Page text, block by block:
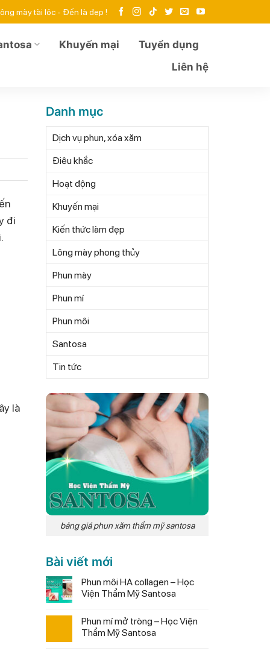
mày tài lộc - Đến là đẹp !
Khuyến mại
Tuyển dụng
Liên hệ
đi
là
Danh mục
Dịch vụ phun, xóa xăm
Điêu khắc
Hoạt động
Khuyến mại
Kiến thức làm đẹp
Lông mày phong thủy
Phun mày
Phun mí
Phun môi
Santosa
Tin tức
bảng giá phun xăm thẩm mỹ santosa
Bài viết mới
Phun môi HA collagen – Học
Viện Thẩm Mỹ Santosa
Phun mí mở tròng – Học Viện
Thẩm Mỹ Santosa